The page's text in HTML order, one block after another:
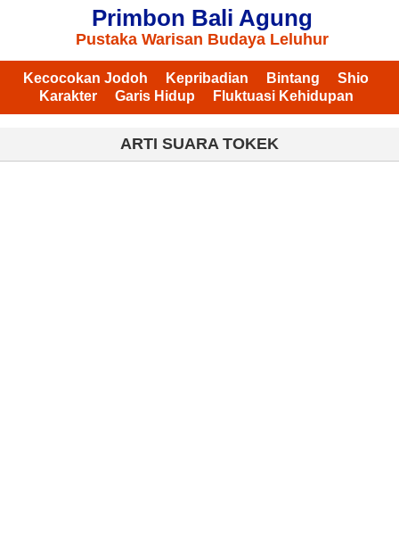
Primbon Bali Agung
Pustaka Warisan Budaya Leluhur
Kecocokan Jodoh Kepribadian Bintang
Shio
Karakter
Garis Hidup Fluktuasi Kehidupan
ARTI SUARA TOKEK